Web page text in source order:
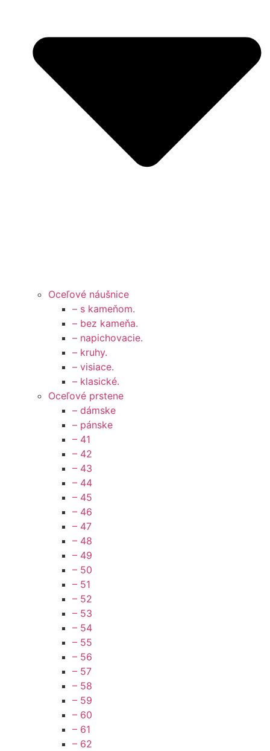
Oceľové náušnice
– s kameňom.
– bez kameňa.
– napichovacie.
– kruhy.
– visiace.
– klasické.
Oceľové prstene
– dámske
– pánske
– 41
– 42
– 43
– 44
– 45
– 46
– 47
– 48
– 49
– 50
– 51
– 52
– 53
– 54
– 55
– 56
– 57
– 58
– 59
– 60
– 61
– 62